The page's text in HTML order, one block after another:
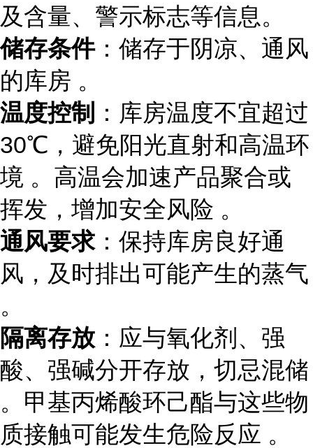
及含量、警示标志等信息。
储存条件：储存于阴凉、通风
的库房 。
温度控制 ：库房温度不宜超过
30℃，避免阳光直射和高温环
境 。高温会加速产品聚合或
挥发，增加安全风险 。
通风要求：保持库房良好通
风，及时排出可能产生的蒸气
。
隔离存放 ：应与氧化剂、强
酸、强碱分开存放，切忌混储
。甲基丙烯酸环己酯与这些物
质接触可能发生危险反应 。